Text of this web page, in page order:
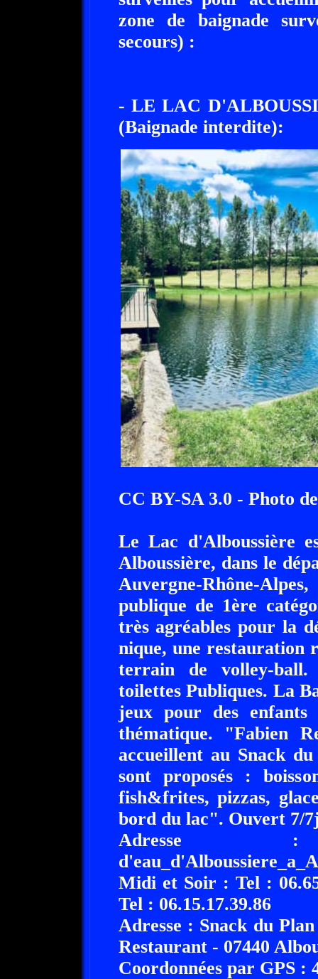
zone de baignade
secours) :
- LE LAC
(Baignade interdite):
CC BY-SA 3.0 - Photo
Le Lac d'Alboussière
Alboussière, dans le
Auvergne-Rhône-
publique de 1ère
très agréables pour la
nique, une restauration
terrain de volley-
toilettes Publiques. La
jeux pour des
thématique. "Fabien
accueillent au Snack du
sont proposés :
fish&frites, pizzas,
bord du lac". Ouvert 7/
Midi et Soir : Tel :
Tel : 06.15.17.39.86
Adresse : Snack du
Restaurant - 07440
Coordonnées par GPS :